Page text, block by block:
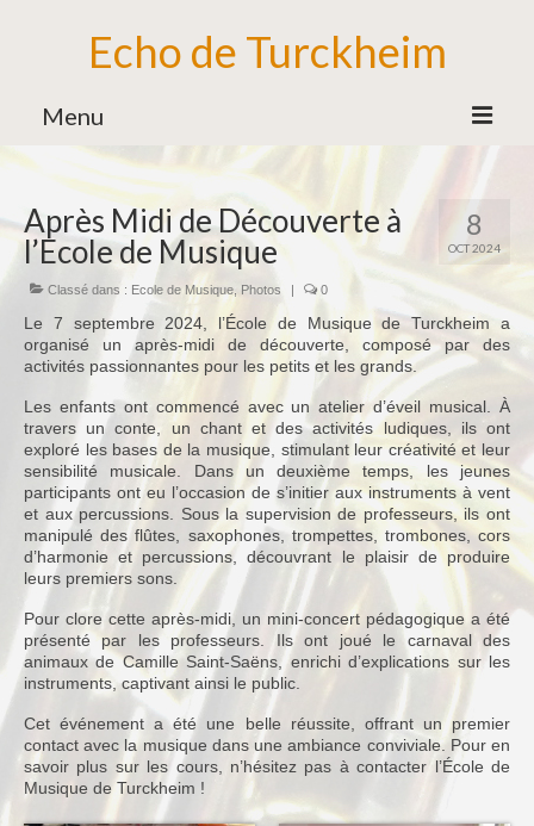
Echo de Turckheim
Menu
Association
Bureau
Bénévoles
Partenaires
Ecole de Musique
Formation Musicale
Familles d’Instruments
Vie de l’Ecole de Musique
Ensemble des Jeunes
Notre Equipe
Tarifs 2026-2027
Calendrier
Harmonie
Historique
8
OCT 2024
Après Midi de Découverte à
l’Ecole de Musique
Classé dans : Ecole de Musique Photos | 0
Le 7 septembre 2024, l’École de Musique de Turckheim a
organisé un après-midi de découverte, composé par des
activités passionnantes pour les petits et les grands.
Les enfants ont commencé avec un atelier d’éveil musical. À
travers un conte, un chant et des activités ludiques, ils ont
exploré les bases de la musique, stimulant leur créativité et leur
sensibilité musicale. Dans un deuxième temps, les jeunes
participants ont eu l’occasion de s’initier aux instruments à vent
et aux percussions. Sous la supervision de professeurs, ils ont
manipulé des flûtes, saxophones, trompettes, trombones, cors
d’harmonie et percussions, découvrant le plaisir de produire
leurs premiers sons.
Pour clore cette après-midi, un mini-concert pédagogique a été
présenté par les professeurs. Ils ont joué le carnaval des
animaux de Camille Saint-Saëns, enrichi d’explications sur les
instruments, captivant ainsi le public.
Cet événement a été une belle réussite, offrant un premier
contact avec la musique dans une ambiance conviviale. Pour en
savoir plus sur les cours, n’hésitez pas à contacter l’École de
Musique de Turckheim !